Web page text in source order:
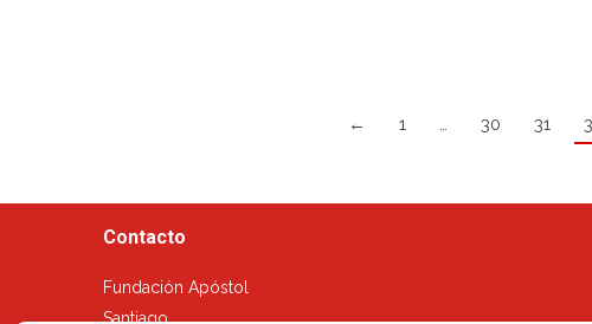
← 1 … 30 31
Contacto
Fundación Apóstol
Santiago